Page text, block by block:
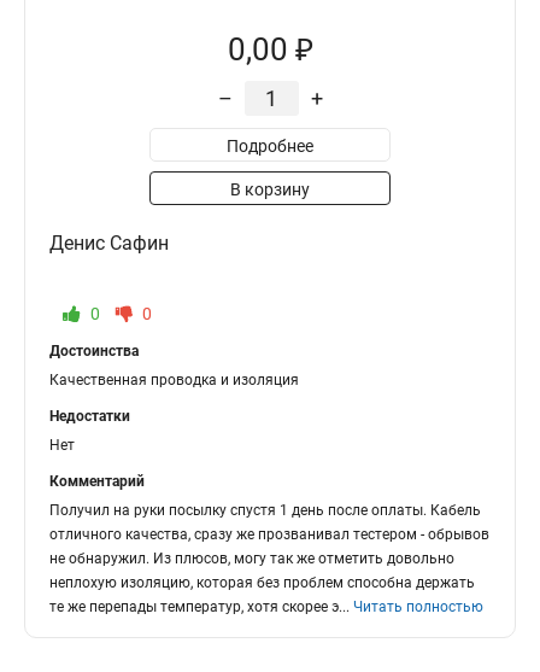
0,00 ₽
– +
Подробнее
В корзину
Денис Сафин
0 0
Достоинства
Качественная проводка и изоляция
Недостатки
Нет
Комментарий
Получил на руки посылку спустя 1 день после оплаты. Кабель
отличного качества, сразу же прозванивал тестером - обрывов
не обнаружил. Из плюсов, могу так же отметить довольно
неплохую изоляцию, которая без проблем способна держать
те же перепады температур, хотя скорее э... Читать полностью